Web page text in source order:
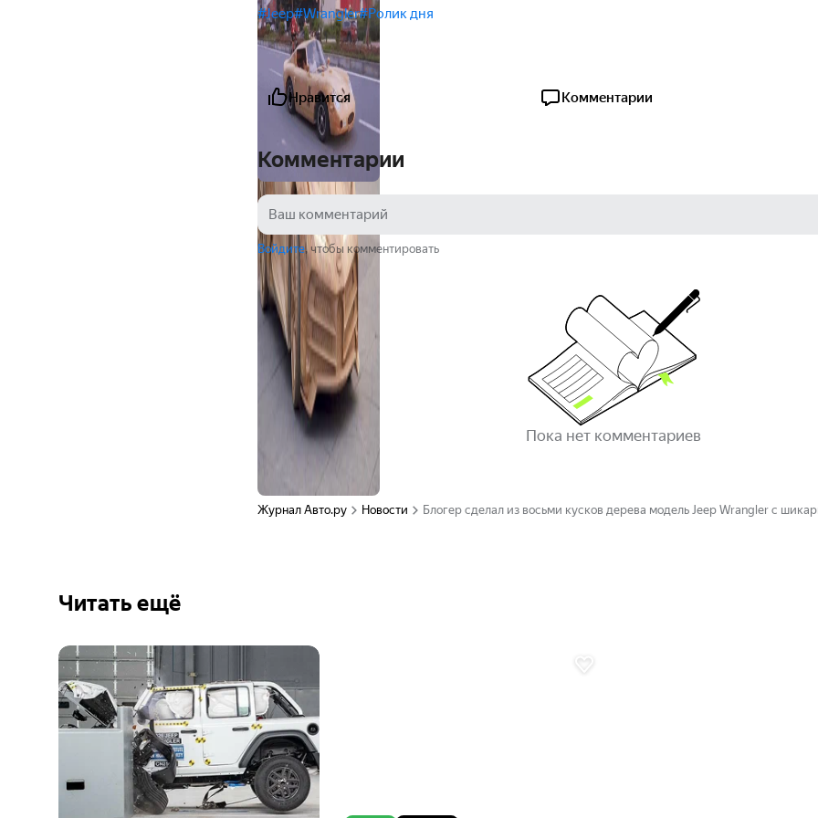
#Jeep#Wrangler#Ролик дня
Нравится Комментарии
Комментарии
Войдите, чтобы комментировать
Пока нет комментариев
Журнал Авто.ру Новости Блогер сделал из восьми кусков дерева модель Jeep Wrangler с
Читать ещё